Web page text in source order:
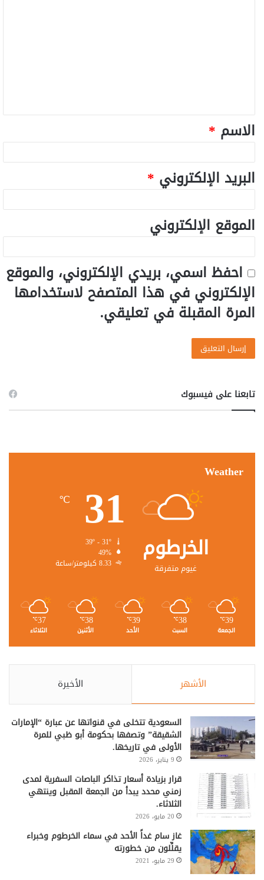
الاسم *
البريد الإلكتروني *
الموقع الإلكتروني
احفظ اسمي، بريدي الإلكتروني، والموقع
الإلكتروني في هذا المتصفح لاستخدامها
المرة المقبلة في تعليقي.
تابعنا على فيسبوك
Weather
الخرطوم
غيوم متفرقة
31
℃
49%
8.33 كيلومتر/ساعة
39
℃
الجمعة
38
℃
السبت
39
℃
الأحد
38
℃
الأثنين
37
℃
الثلاثاء
الأشهر الأخيرة
السعودية تتخلى في قنواتها عن عبارة “الإمارات
الشقيقة” وتصفها بحكومة أبو ظبي للمرة
الأولى في تاريخها.
9 يناير، 2026
قرار بزيادة أسعار تذاكر الباصات السفرية لمدى
زمني محدد يبدأ من الجمعة المقبل وينتهي
الثلاثاء.
20 مايو، 2026
غاز سام غداً الأحد في سماء الخرطوم وخبراء
يقلِّلون من خطورته
29 مايو، 2021